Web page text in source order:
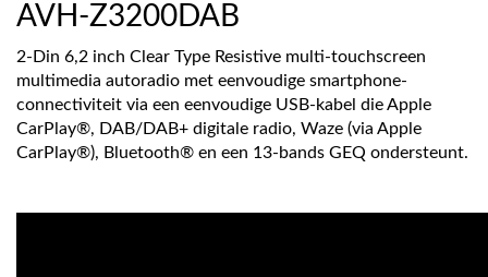
AVH-Z3200DAB
2-Din 6,2 inch Clear Type Resistive multi-touchscreen
multimedia autoradio met eenvoudige smartphone-
connectiviteit via een eenvoudige USB-kabel die Apple
CarPlay®, DAB/DAB+ digitale radio, Waze (via Apple
CarPlay®), Bluetooth® en een 13-bands GEQ ondersteunt.